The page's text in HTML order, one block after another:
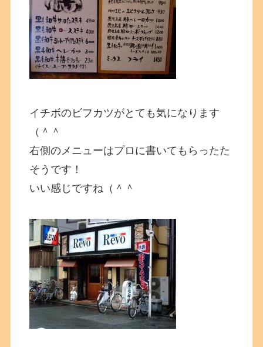
イチボのビフカツがとても気になります
（＾＾
右側のメニューはプロに書いてもらったた
そうです！
いい感じですね（＾＾